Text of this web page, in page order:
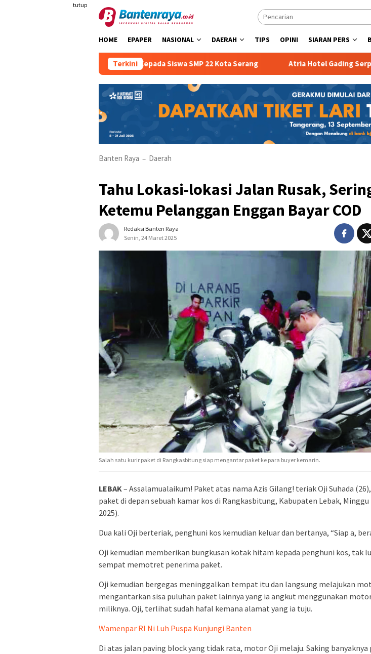
tutup
HOME EPAPER NASIONAL DAERAH TIPS OPINI SIARAN PERS
Terkini
Sejak Dini Kepada Siswa SMP 22 Kota Serang Atria Hotel Gading Serpong Manjakan
Banten Raya – Daerah
Tahu Lokasi-lokasi Jalan Rusak,
Ketemu Pelanggan Enggan Bayar COD
Redaksi Banten Raya
Senin, 24 Maret 2025
Salah satu kurir paket di Rangkasbitung siap mengantar paket ke para buyer kemarin.
LEBAK – Assalamualaikum! Paket atas nama Azis Gilang! teriak Oji Suhada
paket di depan sebuah kamar kos di Rangkasbitung, Kabupaten Lebak, Minggu
2025).
Dua kali Oji berteriak, penghuni kos kemudian keluar dan bertanya, “Siap a,
Oji kemudian memberikan bungkusan kotak hitam kepada penghuni kos, tak
sempat memotret penerima paket.
Oji kemudian bergegas meninggalkan tempat itu dan langsung melajukan
mengantarkan sisa puluhan paket lainnya yang ia angkut menggunakan
miliknya. Oji, terlihat sudah hafal kemana alamat yang ia tuju.
Wamenpar RI Ni Luh Puspa Kunjungi Banten
Di atas jalan paving block yang tidak rata, motor Oji melaju. Saking banyaknya